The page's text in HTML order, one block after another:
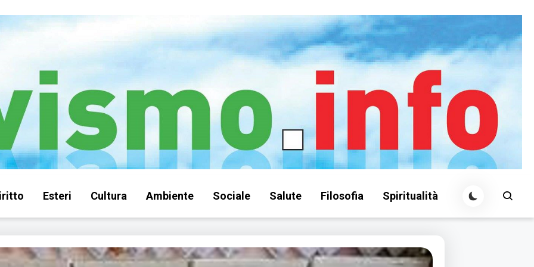
Esteri Cultura Ambiente Sociale Salute Filosofia Spiritualità